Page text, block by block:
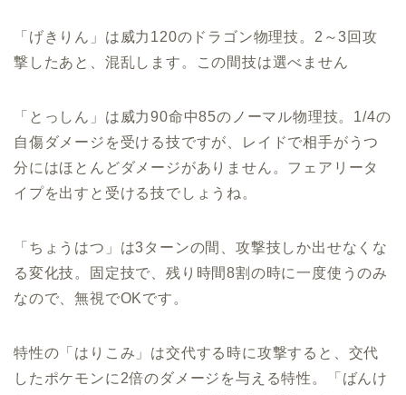
「げきりん」は威力120のドラゴン物理技。2～3回攻
撃したあと、混乱します。この間技は選べません
「とっしん」は威力90命中85のノーマル物理技。1/4の
自傷ダメージを受ける技ですが、レイドで相手がうつ
分にはほとんどダメージがありません。フェアリータ
イプを出すと受ける技でしょうね。
「ちょうはつ」は3ターンの間、攻撃技しか出せなくな
る変化技。固定技で、残り時間8割の時に一度使うのみ
なので、無視でOKです。
特性の「はりこみ」は交代する時に攻撃すると、交代
したポケモンに2倍のダメージを与える特性。「ばんけ